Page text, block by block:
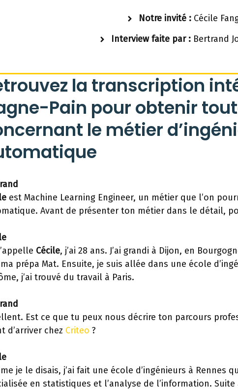
Notre invité : Cécile
Interview faite par : Bertrand
la transcription
Pain pour obtenir
le métier
est Machine Learning Engineer, un métier que l’on
Avant de présenter ton métier dans le détail,
Cécile, j’ai 28 ans. J’ai grandi à Dijon, en
prépa Mat. Ensuite, je suis allée dans une école
j’ai trouvé du travail à Paris.
Est ce que tu peux nous décrire ton parcours
d’arriver chez Criteo ?
je le disais, j’ai fait une école d’ingénieurs à Rennes
en statistiques et l’analyse de l’information.